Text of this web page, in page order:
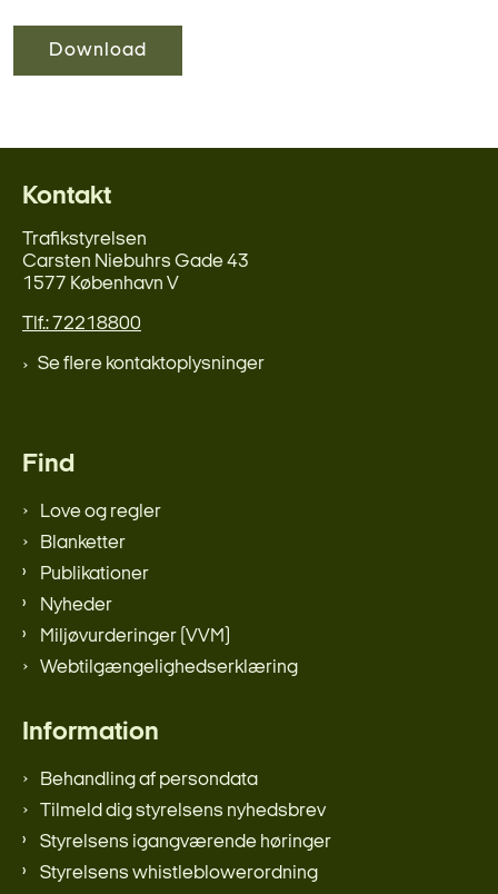
Download
Kontakt
Trafikstyrelsen
Carsten Niebuhrs Gade 43
1577 København V
Tlf.: 72218800
Se flere kontaktoplysninger
Find
Love og regler
Blanketter
Publikationer
Nyheder
Miljøvurderinger (VVM)
Webtilgængelighedserklæring
Information
Behandling af persondata
Tilmeld dig styrelsens nyhedsbrev
Styrelsens igangværende høringer
Styrelsens whistleblowerordning